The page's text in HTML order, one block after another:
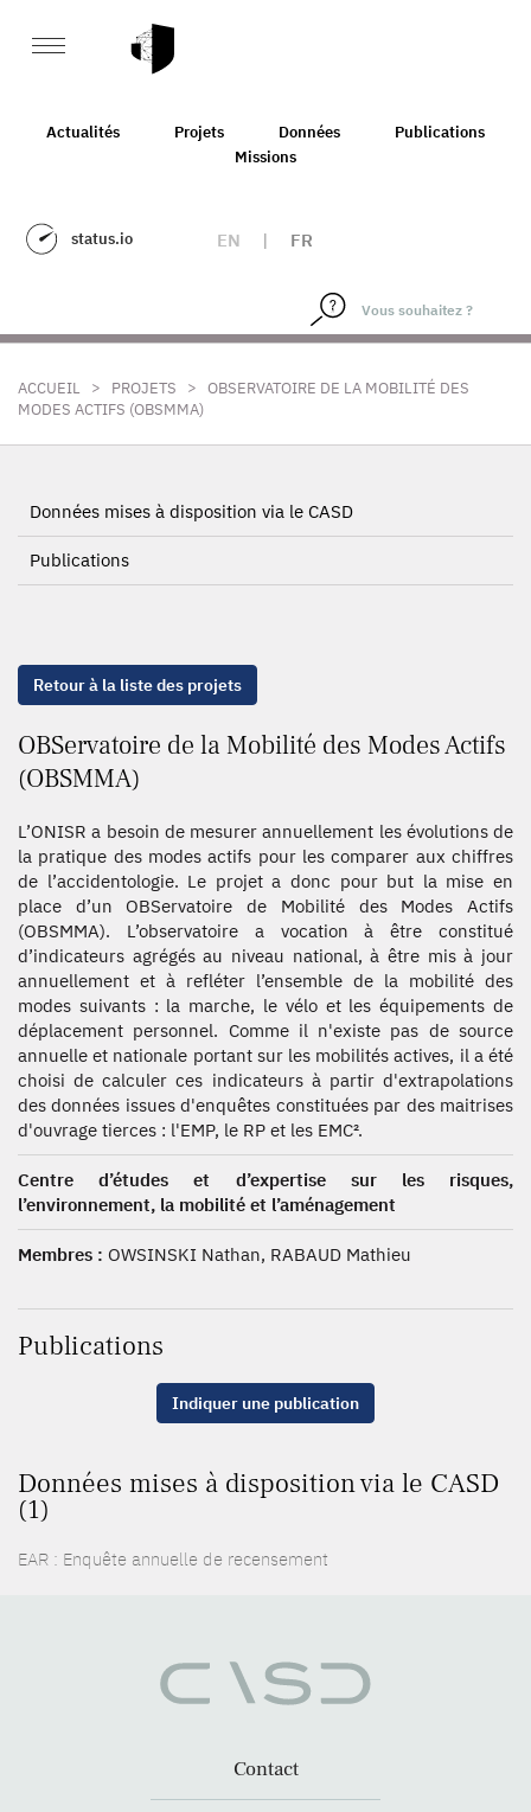
Actualités Projets Données
Publications
Missions
status.io EN | FR
ACCUEIL > PROJETS > OBSERVATOIRE DE LA MOBILITÉ DES
MODES ACTIFS (OBSMMA)
Données mises à disposition via le CASD
Publications
Retour à la liste des projets
OBServatoire de la Mobilité des Modes Actifs
(OBSMMA)
L’ONISR a besoin de mesurer annuellement les évolutions de
la pratique des modes actifs pour les comparer aux chiffres
de l’accidentologie. Le projet a donc pour but la mise en
place d’un OBServatoire de Mobilité des Modes Actifs
(OBSMMA). L’observatoire a vocation à être constitué
d’indicateurs agrégés au niveau national, à être mis à jour
annuellement et à refléter l’ensemble de la mobilité des
modes suivants : la marche, le vélo et les équipements de
déplacement personnel. Comme il n'existe pas de source
annuelle et nationale portant sur les mobilités actives, il a été
choisi de calculer ces indicateurs à partir d'extrapolations
des données issues d'enquêtes constituées par des maitrises
d'ouvrage tierces : l'EMP, le RP et les EMC².
Centre d’études et d’expertise sur les risques,
l’environnement, la mobilité et l’aménagement
Membres : OWSINSKI Nathan, RABAUD Mathieu
Publications
Indiquer une publication
Données mises à disposition via le CASD
(1)
EAR : Enquête annuelle de recensement
Contact